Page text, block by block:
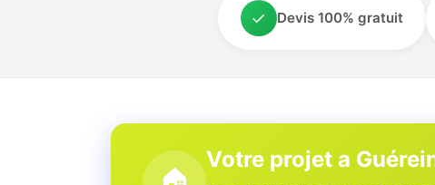
✓ Devis 100% gratuit
Votre projet a